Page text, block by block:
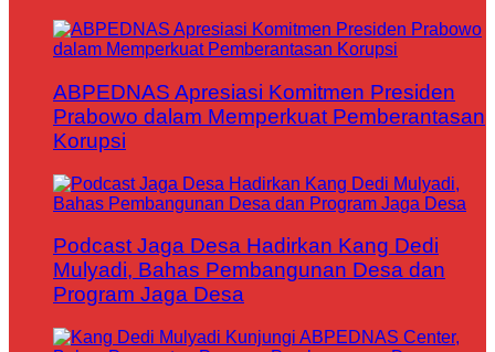
ABPEDNAS Apresiasi Komitmen Presiden
Prabowo dalam Memperkuat Pemberantasan
Korupsi
Podcast Jaga Desa Hadirkan Kang Dedi
Mulyadi, Bahas Pembangunan Desa dan
Program Jaga Desa